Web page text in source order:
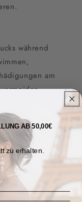
während
am
AB 50,00€
zu erhalten.